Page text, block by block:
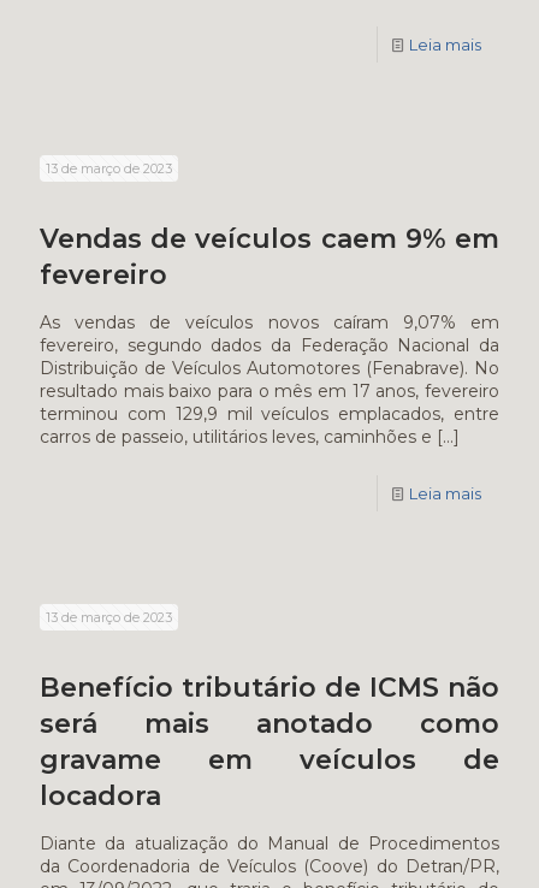
Leia mais
13 de março de 2023
Vendas de veículos caem 9% em
fevereiro
As vendas de veículos novos caíram 9,07% em
fevereiro, segundo dados da Federação Nacional da
Distribuição de Veículos Automotores (Fenabrave). No
resultado mais baixo para o mês em 17 anos, fevereiro
terminou com 129,9 mil veículos emplacados, entre
carros de passeio, utilitários leves, caminhões e […]
Leia mais
13 de março de 2023
Benefício tributário de ICMS não
será mais anotado como
gravame em veículos de
locadora
Diante da atualização do Manual de Procedimentos
da Coordenadoria de Veículos (Coove) do Detran/PR,